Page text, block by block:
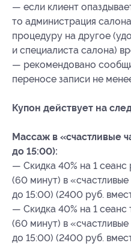
— если клиент
то администрация
процедуру на другое
и специалиста салона)
— рекомендовано
переносе записи не
Купон действует на
Массаж в «счастливые
до 15:00):
— Скидка 40% на 1
(60 минут) в
до 15:00) (2400 руб.
— Скидка 40% на 1
(60 минут) в
до 15:00) (2400 руб.